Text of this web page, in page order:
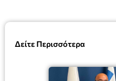
Δείτε Περισσότερα